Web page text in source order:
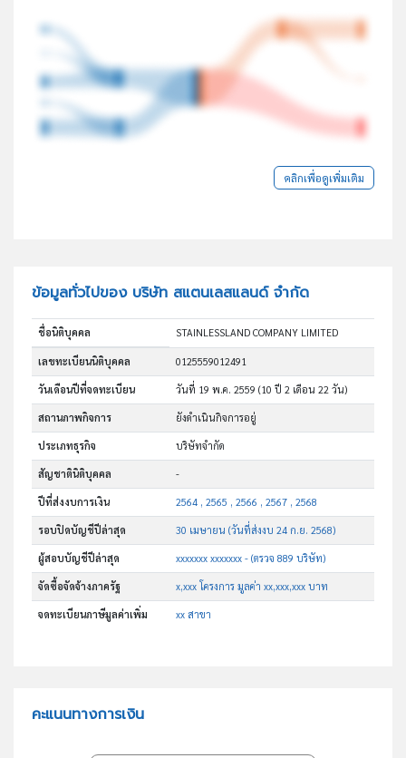
คลิกเพื่อดูเพิ่มเติม
ข้อมูลทั่วไปของ บริษัท สแตนเลสแลนด์ จำกัด
ชื่อนิติบุคคล STAINLESSLAND COMPANY LIMITED
เลขทะเบียนนิติบุคคล 0125559012491
วันเดือนปีที่จดทะเบียน วันที่ 19 พ.ค. 2559(10 ปี 2 เดือน 22 วัน)
สถานภาพกิจการ ยังดำเนินกิจการอยู่
ประเภทธุรกิจ บริษัทจำกัด
สัญชาตินิติบุคคล -
ปีที่ส่งงบการเงิน 2564 , 2565 , 2566 , 2567 , 2568
รอบปิดบัญชีปีล่าสุด 30 เมษายน (วันที่ส่งงบ 24 ก.ย. 2568)
ผู้สอบบัญชีปีล่าสุด xxxxxxx xxxxxxx - (ตรวจ 889 บริษัท)
จัดซื้อจัดจ้างภาครัฐ x,xxx โครงการ มูลค่า xx,xxx,xxx บาท
จดทะเบียนภาษีมูลค่าเพิ่ม xx สาขา
คะแนนทางการเงิน